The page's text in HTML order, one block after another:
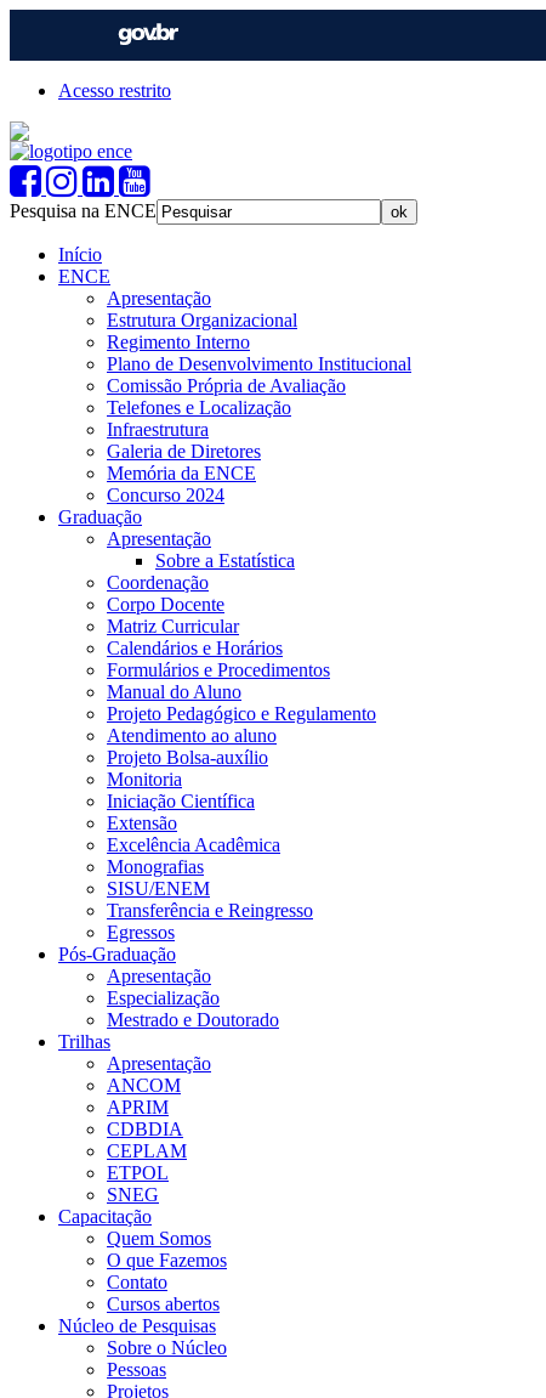
Acesso restrito
Pesquisa na ENCE
Início
ENCE
Apresentação
Estrutura Organizacional
Regimento Interno
Plano de Desenvolvimento Institucional
Comissão Própria de Avaliação
Telefones e Localização
Infraestrutura
Galeria de Diretores
Memória da ENCE
Concurso 2024
Graduação
Apresentação
Sobre a Estatística
Coordenação
Corpo Docente
Matriz Curricular
Calendários e Horários
Formulários e Procedimentos
Manual do Aluno
Projeto Pedagógico e Regulamento
Atendimento ao aluno
Projeto Bolsa-auxílio
Monitoria
Iniciação Científica
Extensão
Excelência Acadêmica
Monografias
SISU/ENEM
Transferência e Reingresso
Egressos
Pós-Graduação
Apresentação
Especialização
Mestrado e Doutorado
Trilhas
Apresentação
ANCOM
APRIM
CDBDIA
CEPLAM
ETPOL
SNEG
Capacitação
Quem Somos
O que Fazemos
Contato
Cursos abertos
Núcleo de Pesquisas
Sobre o Núcleo
Pessoas
Projetos